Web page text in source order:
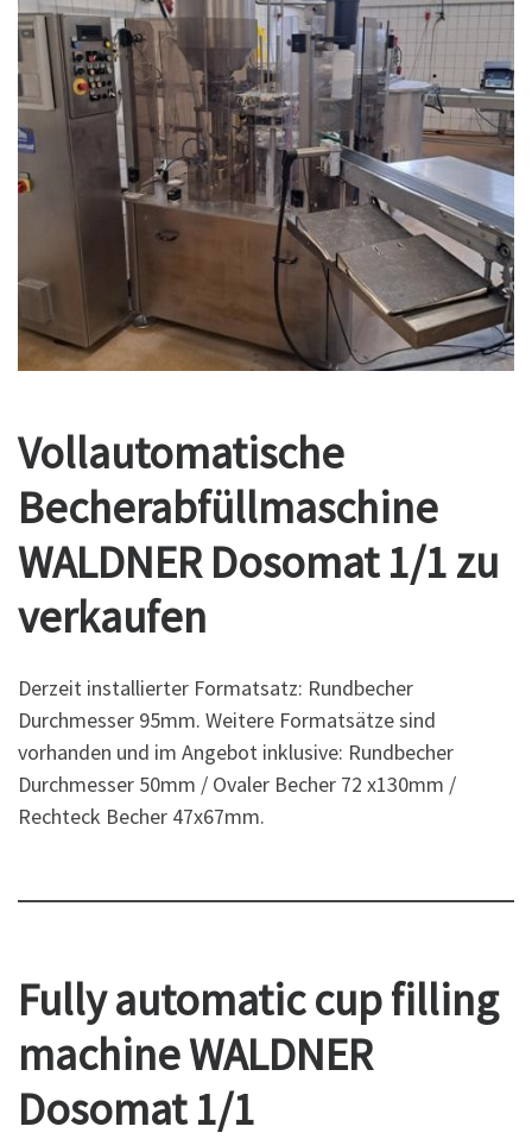
Vollautomatische
Becherabfüllmaschine
WALDNER Dosomat 1/1 zu
verkaufen
Derzeit installierter Formatsatz: Rundbecher
Durchmesser 95mm. Weitere Formatsätze sind
vorhanden und im Angebot inklusive: Rundbecher
Durchmesser 50mm / Ovaler Becher 72 x130mm /
Rechteck Becher 47x67mm.
Fully automatic cup filling
machine WALDNER
Dosomat 1/1